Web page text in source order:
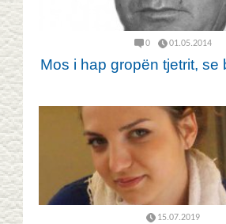
0 01.05.2014
Mos i hap gropën tjetrit, se
15.07.2019